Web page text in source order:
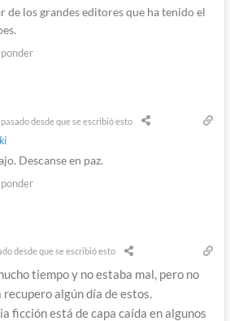
de los grandes editores que ha tenido el
desde que se escribió esto
Descanse en paz.
desde que se escribió esto
tiempo y no estaba mal, pero no
recupero algún día de estos.
ficción está de capa caída en algunos